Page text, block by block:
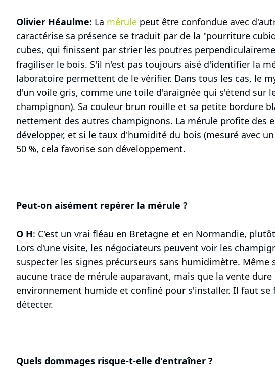
Olivier Héaulme: La mérule peut être confondue avec
caractérise sa présence se traduit par de la "pourriture
cubes, qui finissent par strier les poutres
fragiliser le bois. S'il n'est pas toujours aisé d'identifier la
laboratoire permettent de le vérifier. Dans tous les cas, le
d'un voile gris, comme une toile d'araignée qui s'étend sur
champignon). Sa couleur brun rouille et sa petite bordure
nettement des autres champignons. La mérule profite des
développer, et si le taux d'humidité du bois (mesuré avec
50 %, cela favorise son développement.
Peut-on aisément repérer la mérule ?
O H: C'est un vrai fléau en Bretagne et en Normandie,
Lors d'une visite, les négociateurs peuvent voir les
suspecter les signes précurseurs sans humidimètre.
aucune trace de mérule auparavant, mais que la vente
environnement humide et confiné pour s'installer. Il faut
détecter.
Quels dommages risque-t-elle d'entraîner ?